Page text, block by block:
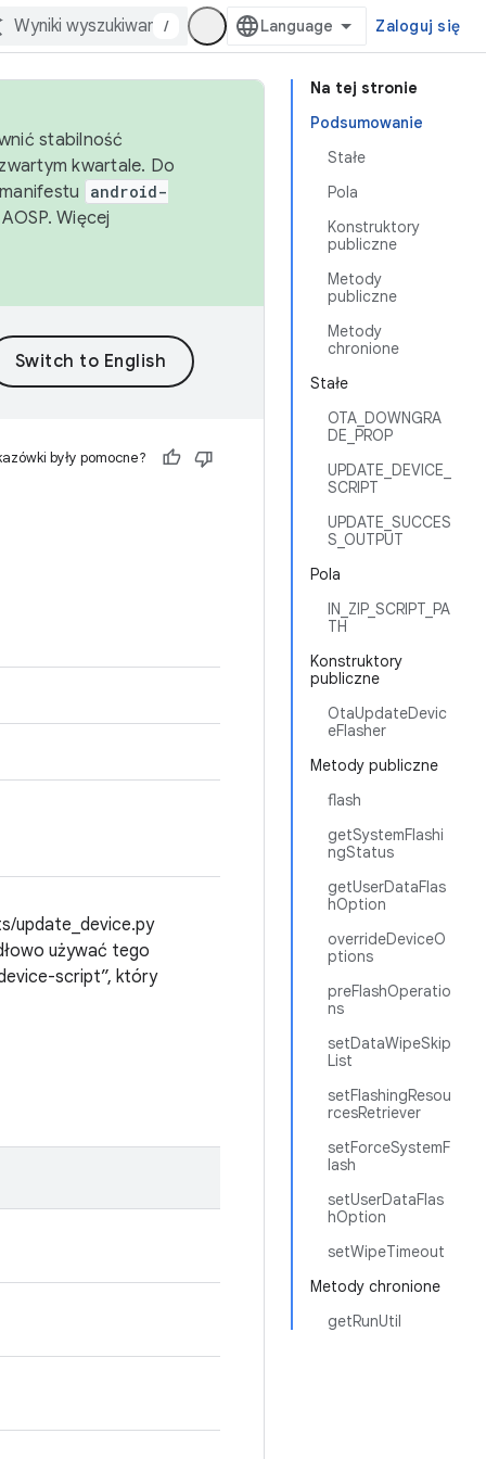
/ Zaloguj się
Na tej stronie
Podsumowanie
Stałe
Pola
Konstruktory
publiczne
Metody
publiczne
Metody
chronione
Stałe
OTA_DOWNGRA
DE_PROP
UPDATE_DEVICE_
SCRIPT
UPDATE_SUCCES
S_OUTPUT
Pola
IN_ZIP_SCRIPT_PA
TH
Konstruktory
publiczne
OtaUpdateDevic
eFlasher
Metody publiczne
flash
getSystemFlashi
ngStatus
getUserDataFlas
hOption
overrideDeviceO
ptions
preFlashOperatio
ns
setDataWipeSkip
List
setFlashingResou
rcesRetriever
setForceSystemF
lash
setUserDataFlas
hOption
setWipeTimeout
Metody chronione
getRunUtil
stabilność
kwartale. Do
android-
Więcej
były pomocne?
update_device.py
używać tego
script”, który